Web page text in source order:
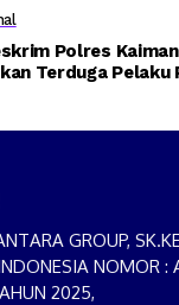
Polres
Terduga Pelaku
GROUP,
NOMOR :
2025,